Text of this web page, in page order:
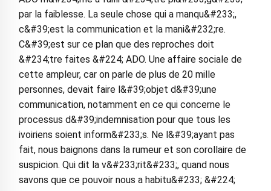
par la faiblesse. La seule chose qui a manqu&#233;,
c&#39;est la communication et la mani&#232;re.
C&#39;est sur ce plan que des reproches doit
&#234;tre faites &#224; ADO. Une affaire sociale de
cette ampleur, car on parle de plus de 20 mille
personnes, devait faire l&#39;objet d&#39;une
communication, notamment en ce qui concerne le
processus d&#39;indemnisation pour que tous les
ivoiriens soient inform&#233;s. Ne l&#39;ayant pas
fait, nous baignons dans la rumeur et son corollaire de
suspicion. Qui dit la v&#233;rit&#233;, quand nous
savons que ce pouvoir nous a habitu&#233; &#224;